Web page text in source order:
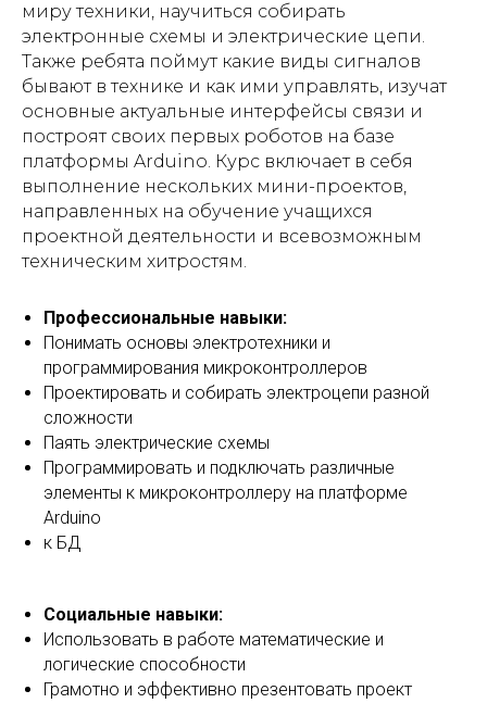
миру техники, научиться собирать
электронные схемы и электрические цепи.
Также ребята поймут какие виды сигналов
бывают в технике и как ими управлять, изучат
основные актуальные интерфейсы связи и
построят своих первых роботов на базе
платформы Arduino. Курс включает в себя
выполнение нескольких мини-проектов,
направленных на обучение учащихся
проектной деятельности и всевозможным
техническим хитростям.
Профессиональные навыки:
Понимать основы электротехники и
программирования микроконтроллеров
Проектировать и собирать электроцепи разной
сложности
Паять электрические схемы
Программировать и подключать различные
элементы к микроконтроллеру на платформе
Arduino
к БД
Социальные навыки:
Использовать в работе математические и
логические способности
Грамотно и эффективно презентовать проект